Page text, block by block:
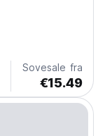
Sovesale fra
€15.49